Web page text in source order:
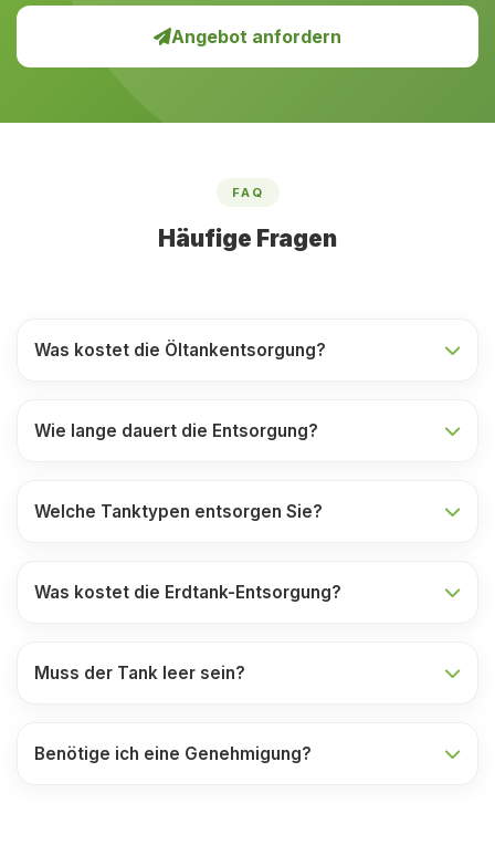
Angebot anfordern
FAQ
Häufige Fragen
Was kostet die Öltankentsorgung?
Wie lange dauert die Entsorgung?
Welche Tanktypen entsorgen Sie?
Was kostet die Erdtank-Entsorgung?
Muss der Tank leer sein?
Benötige ich eine Genehmigung?